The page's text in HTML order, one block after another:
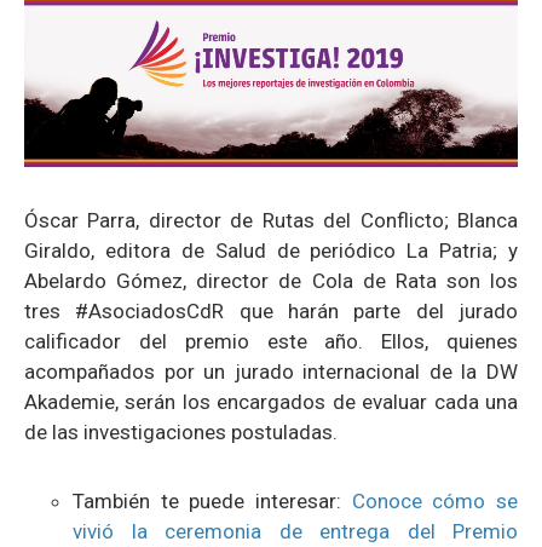
Óscar Parra, director de Rutas del Conflicto; Blanca
Giraldo, editora de Salud de periódico La Patria; y
Abelardo Gómez, director de Cola de Rata son los
tres #AsociadosCdR que harán parte del jurado
calificador del premio este año. Ellos, quienes
acompañados por un jurado internacional de la DW
Akademie, serán los encargados de evaluar cada una
de las investigaciones postuladas.
También te puede interesar: Conoce cómo se
vivió la ceremonia de entrega del Premio